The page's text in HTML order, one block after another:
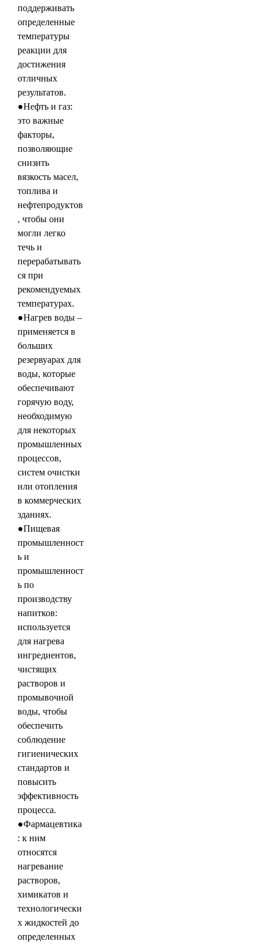
поддерживать
определенные
температуры
реакции для
достижения
отличных
результатов.
●Нефть и газ:
это важные
факторы,
позволяющие
снизить
вязкость масел,
топлива и
нефтепродуктов
, чтобы они
могли легко
течь и
перерабатывать
ся при
рекомендуемых
температурах.
●Нагрев воды –
применяется в
больших
резервуарах для
воды, которые
обеспечивают
горячую воду,
необходимую
для некоторых
промышленных
процессов,
систем очистки
или отопления
в коммерческих
зданиях.
●Пищевая
промышленност
ь и
промышленност
ь по
производству
напитков:
используется
для нагрева
ингредиентов,
чистящих
растворов и
промывочной
воды, чтобы
обеспечить
соблюдение
гигиенических
стандартов и
повысить
эффективность
процесса.
●Фармацевтика
: к ним
относятся
нагревание
растворов,
химикатов и
технологически
х жидкостей до
определенных